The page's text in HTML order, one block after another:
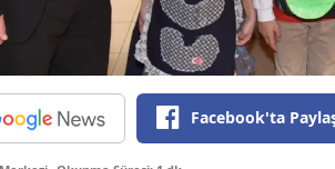
Facebook'ta